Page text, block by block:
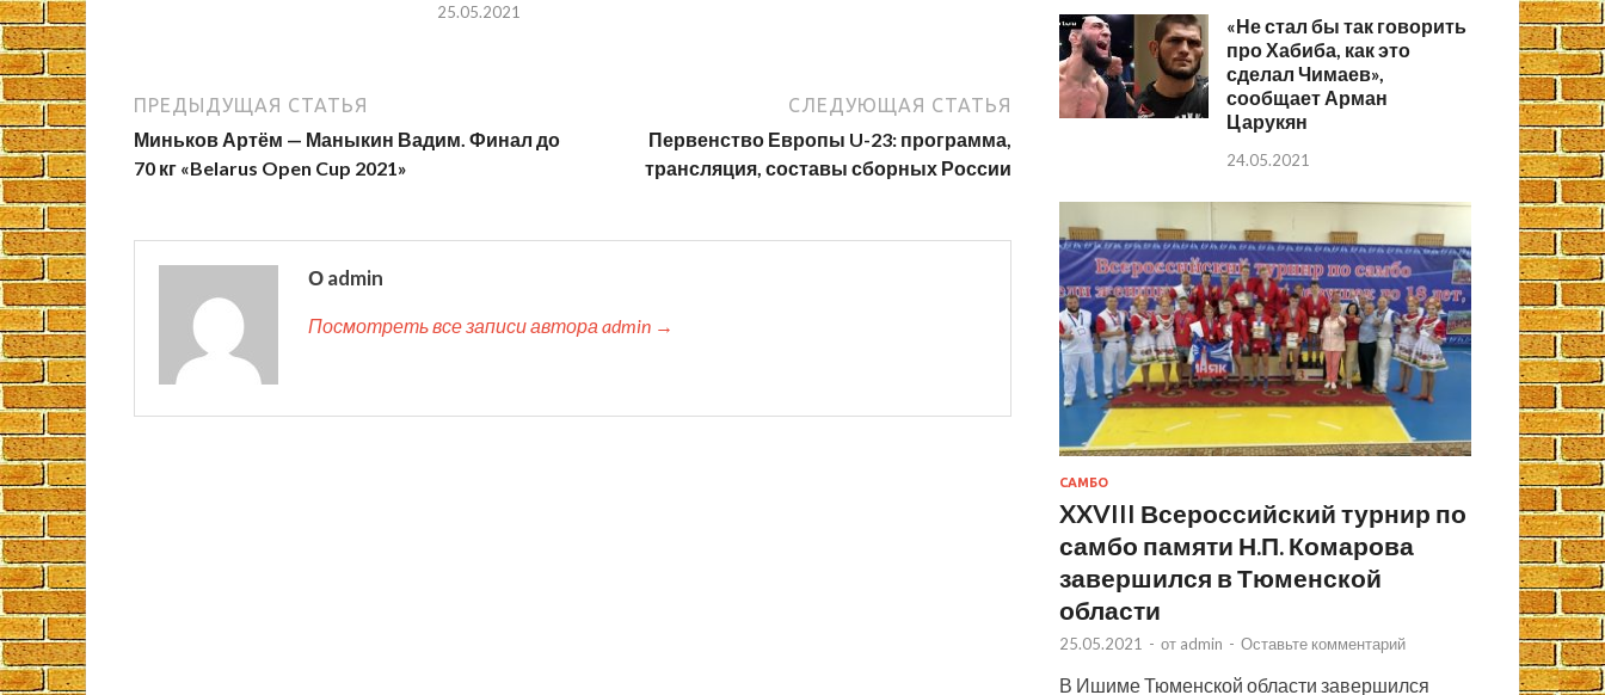
25.05.2021
ПРЕДЫДУЩАЯ СТАТЬЯ
Миньков Артём — Маныкин Вадим. Финал до
70 кг «Belarus Open Cup 2021»
СЛЕДУЮЩАЯ СТАТЬЯ
Первенство Европы U-23: программа,
трансляция, составы сборных России
О admin
Посмотреть все записи автора admin →
«Не стал бы так говорить
про Хабиба, как это
сделал Чимаев»,
сообщает Арман
Царукян
24.05.2021
САМБО
XXVIII Всероссийский турнир по
самбо памяти Н.П. Комарова
завершился в Тюменской
области
25.05.2021 - от admin - Оставьте комментарий
В Ишиме Тюменской области завершился